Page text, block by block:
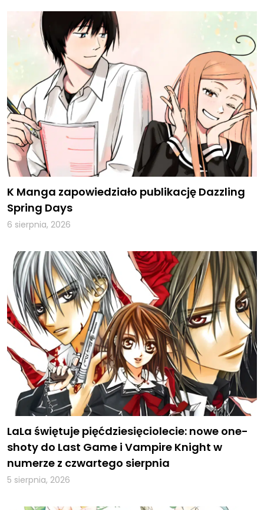
K Manga zapowiedziało publikację Dazzling
Spring Days
6 sierpnia, 2026
LaLa świętuje pięćdziesięciolecie: nowe one-
shoty do Last Game i Vampire Knight w
numerze z czwartego sierpnia
5 sierpnia, 2026